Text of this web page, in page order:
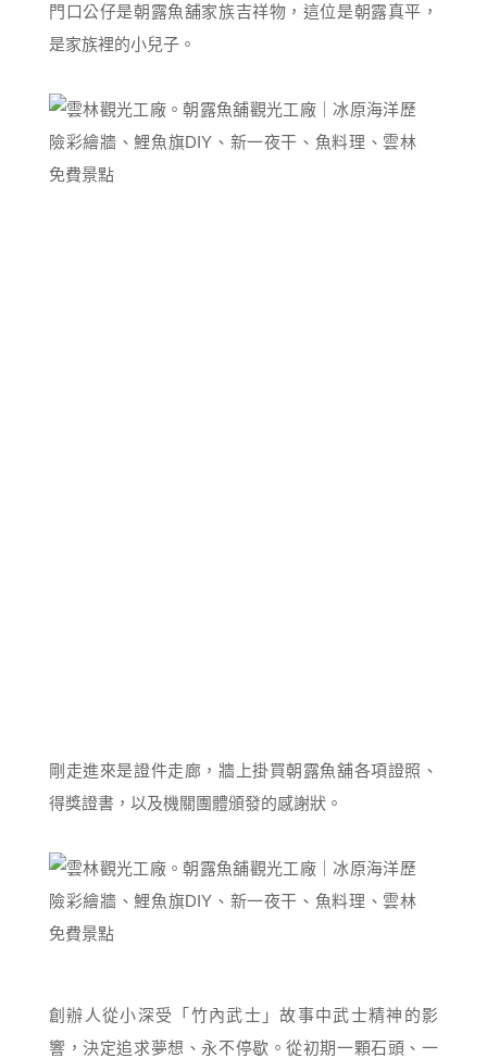
門口公仔是朝露魚舖家族吉祥物，這位是朝露真平，
是家族裡的小兒子。
剛走進來是證件走廊，牆上掛買朝露魚舖各項證照、
得獎證書，以及機關團體頒發的感謝狀。
創辦人從小深受「竹內武士」故事中武士精神的影
響，決定追求夢想、永不停歇。從初期一顆石頭、一